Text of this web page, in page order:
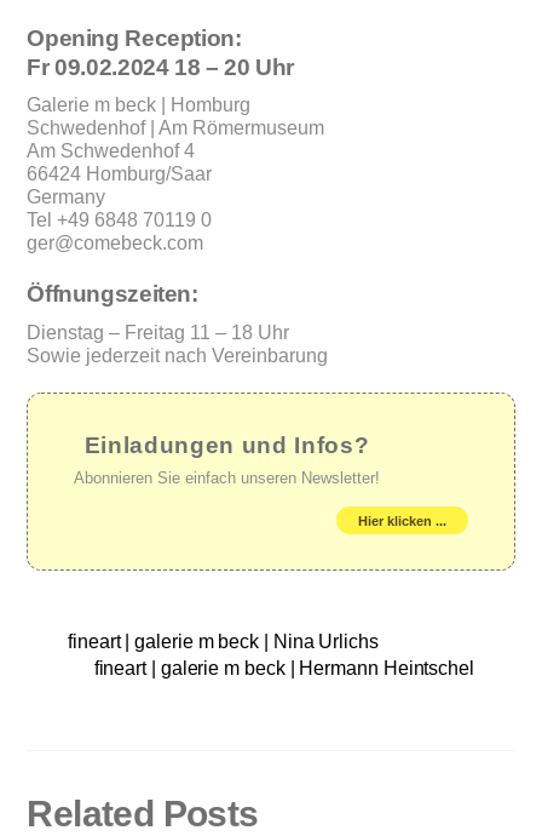
Opening Reception:
Fr 09.02.2024 18 – 20 Uhr
Galerie m beck | Homburg
Schwedenhof | Am Römermuseum
Am Schwedenhof 4
66424 Homburg/Saar
Germany
Tel +49 6848 70119 0
ger@comebeck.com
Öffnungszeiten:
Dienstag – Freitag 11 – 18 Uhr
Sowie jederzeit nach Vereinbarung
Einladungen und Infos?
Abonnieren Sie einfach unseren Newsletter!
Hier klicken ...
fineart | galerie m beck | Nina Urlichs
fineart | galerie m beck | Hermann Heintschel
Related Posts